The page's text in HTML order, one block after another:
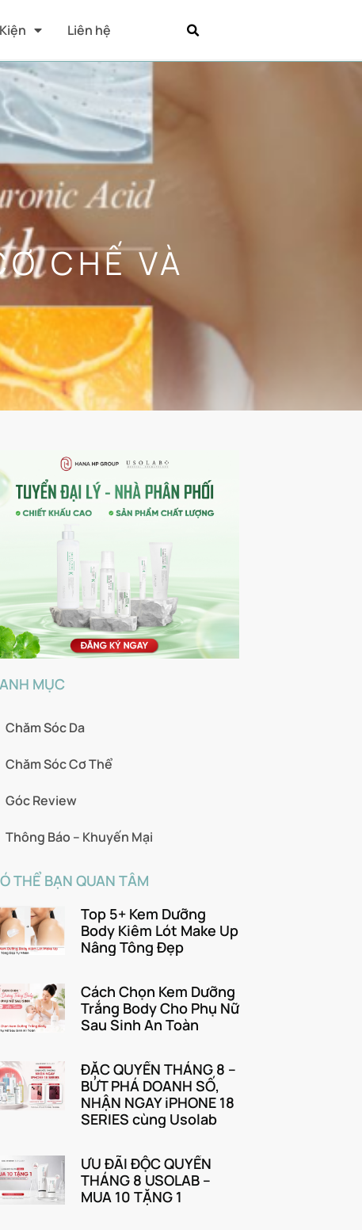
Liên hệ
CHẾ VÀ
MỤC
Chăm Sóc Da
Chăm Sóc Cơ Thể
Góc Review
Thông Báo – Khuyến Mại
THỂ BẠN QUAN TÂM
Top 5+ Kem Dưỡng
Body Kiêm Lót Make Up
Nâng Tông Đẹp
Cách Chọn Kem Dưỡng
Trắng Body Cho Phụ Nữ
Sau Sinh An Toàn
ĐẶC QUYỀN THÁNG 8 –
BỨT PHÁ DOANH SỐ,
NHẬN NGAY iPHONE 18
SERIES cùng Usolab
ƯU ĐÃI ĐỘC QUYỀN
THÁNG 8 USOLAB –
MUA 10 TẶNG 1